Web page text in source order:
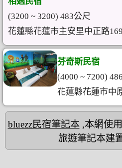
(3200 ~ 3200) 483公尺
花蓮縣花蓮市主安里中正路
芬奇斯民宿
(4000 ~ 7200)
花蓮縣花蓮市中
bluezz民宿筆記本,本網使
旅遊筆記本建